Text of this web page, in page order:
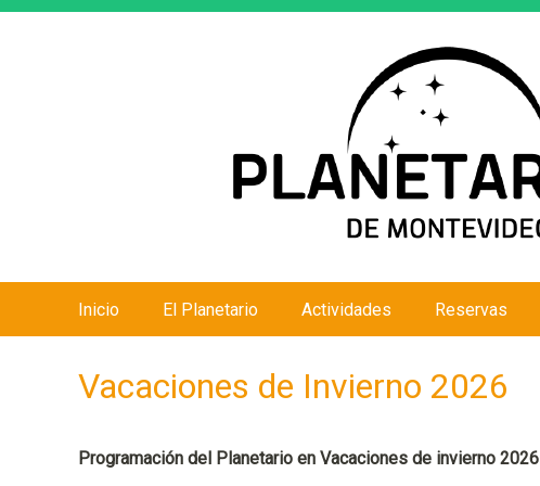
Vacaciones de Invierno 2026
Programación del Planetario en Vacaciones de invierno 2026
n
p
Inicio El Planetario Actividades Reservas